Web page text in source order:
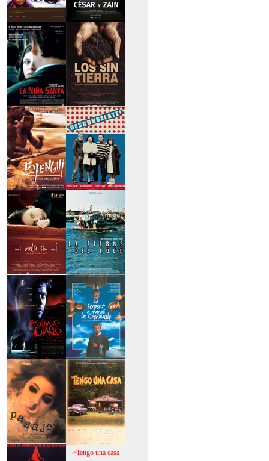
>Caravan >César y Zain
>La niña santa >Los sin tierra
>Eyengui, El Dios
del sueño
>Mi vida sin mi >La fiebre del loco
>El espinazo del
diablo
>A trabajar!
>Pasajes >Tengo una casa